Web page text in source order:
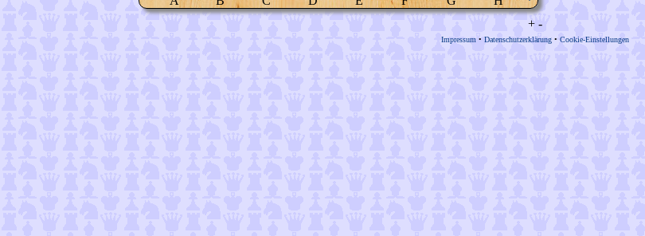
+ -
Impressum • Datenschutzerklärung • Cookie-Einstellungen